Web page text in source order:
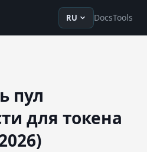
enru fr ko detrzh-Hans
RU DocsTools
пул
для токена